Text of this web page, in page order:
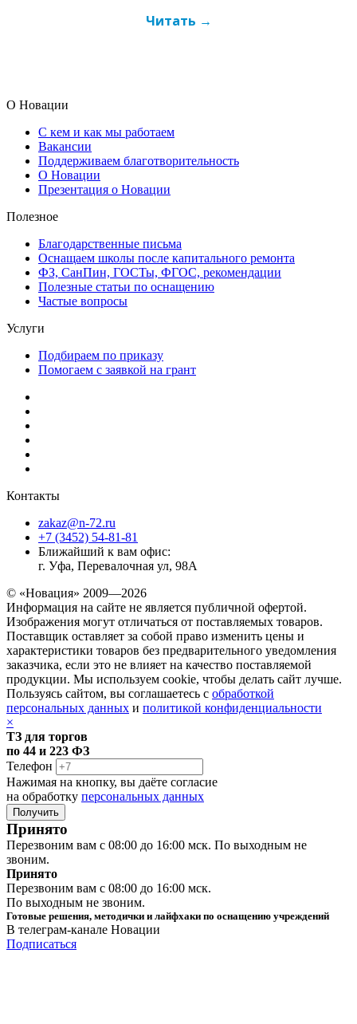
Читать
О Новации
С кем и как мы работаем
Вакансии
Поддерживаем благотворительность
О Новации
Презентация о Новации
Полезное
Благодарственные письма
Оснащаем школы после капитального ремонта
ФЗ, СанПин, ГОСТы, ФГОС, рекомендации
Полезные статьи по оснащению
Частые вопросы
Услуги
Подбираем по приказу
Помогаем с заявкой на грант
Контакты
zakaz@n-72.ru
+7 (3452) 54-81-81
Ближайший к вам офис:
г. Уфа, Перевалочная ул, 98А
© «Новация» 2009—2026
Информация на сайте не является публичной офертой.
Изображения могут отличаться от поставляемых товаров.
Поставщик оставляет за собой право изменить цены и
характеристики товаров без предварительного уведомления
заказчика, если это не влияет на качество поставляемой
продукции. Мы используем cookie, чтобы делать сайт лучше.
Пользуясь сайтом, вы соглашаетесь с обработкой
персональных данных и политикой конфиденциальности
×
ТЗ для торгов
по 44 и 223 ФЗ
Телефон
Нажимая на кнопку, вы даёте согласие
на обработку персональных данных
Принято
Перезвоним вам с 08:00 до 16:00 мск. По выходным не
звоним.
Принято
Перезвоним вам с 08:00 до 16:00 мск.
По выходным не звоним.
Готовые решения, методички и лайфхаки по оснащению учреждений
В телеграм-канале Новации
Подписаться